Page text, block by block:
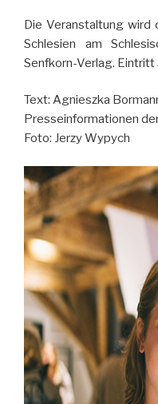
Die Veranstaltung wird
Schlesien am
Senfkorn-Verlag. Eintritt
Text: Agnieszka
Presseinformationen
Foto: Jerzy Wypych